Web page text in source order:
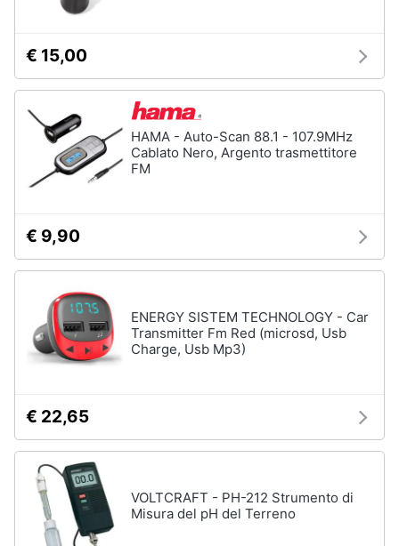
€ 15,00
HAMA - Auto-Scan 88.1 - 107.9MHz
Cablato Nero, Argento trasmettitore
FM
€ 9,90
ENERGY SISTEM TECHNOLOGY - Car
Transmitter Fm Red (microsd, Usb
Charge, Usb Mp3)
€ 22,65
VOLTCRAFT - PH-212 Strumento di
Misura del pH del Terreno